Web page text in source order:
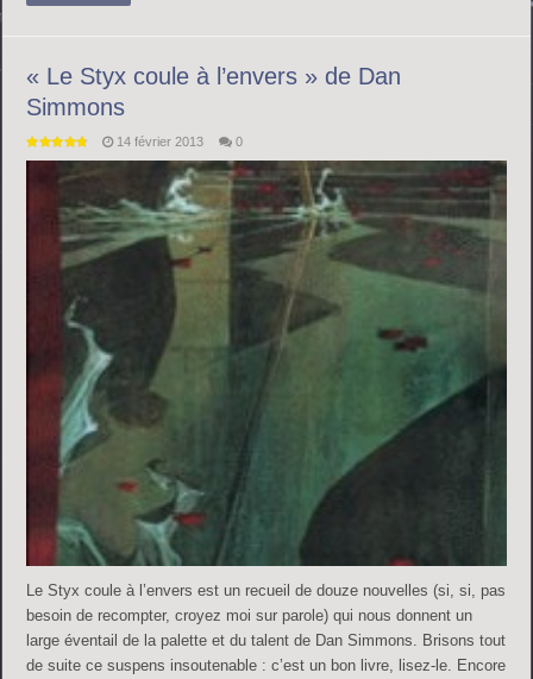
« Le Styx coule à l’envers » de Dan
Simmons
14 février 2013 0
Le Styx coule à l’envers est un recueil de douze nouvelles (si, si, pas
besoin de recompter, croyez moi sur parole) qui nous donnent un
large éventail de la palette et du talent de Dan Simmons. Brisons tout
de suite ce suspens insoutenable : c’est un bon livre, lisez-le. Encore